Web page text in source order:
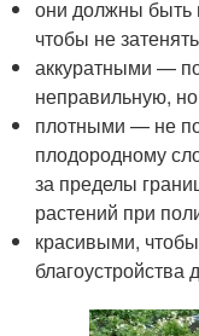
они должны быть
чтобы не
аккуратными —
неправильную,
плотными — не
плодородному
за пределы
растений при
красивыми,
благоустройства